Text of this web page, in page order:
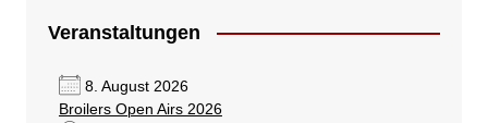
Veranstaltungen
8. August 2026
Broilers Open Airs 2026